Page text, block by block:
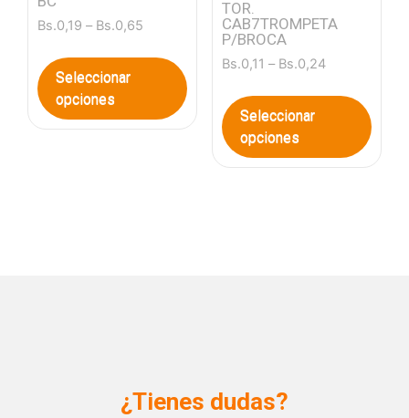
Bs.0,19 – Bs.0,65
Seleccionar
opciones
TOR.
CAB7TROMPETA
P/BROCA
Bs.0,11 – Bs.0,24
Seleccionar
opciones
¿Tienes dudas?